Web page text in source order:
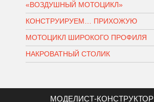
«ВОЗДУШНЫЙ МОТОЦИКЛ»
КОНСТРУИРУЕМ… ПРИХОЖУЮ
МОТОЦИКЛ ШИРОКОГО ПРОФИЛЯ
НАКРОВАТНЫЙ СТОЛИК
МОДЕЛИСТ-КОНСТРУКТОР